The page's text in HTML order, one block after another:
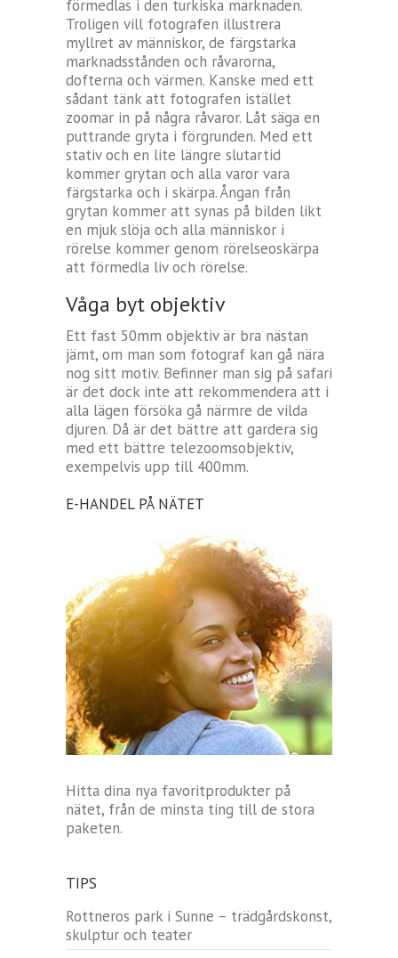
förmedlas i den turkiska marknaden.
Troligen vill fotografen illustrera
myllret av människor, de färgstarka
marknadsstånden och råvarorna,
dofterna och värmen. Kanske med ett
sådant tänk att fotografen istället
zoomar in på några råvaror. Låt säga en
puttrande gryta i förgrunden. Med ett
stativ och en lite längre slutartid
kommer grytan och alla varor vara
färgstarka och i skärpa. Ångan från
grytan kommer att synas på bilden likt
en mjuk slöja och alla människor i
rörelse kommer genom rörelseoskärpa
att förmedla liv och rörelse.
Våga byt objektiv
Ett fast 50mm objektiv är bra nästan
jämt, om man som fotograf kan gå nära
nog sitt motiv. Befinner man sig på safari
är det dock inte att rekommendera att i
alla lägen försöka gå närmre de vilda
djuren. Då är det bättre att gardera sig
med ett bättre telezoomsobjektiv,
exempelvis upp till 400mm.
E-HANDEL PÅ NÄTET
Hitta dina nya favoritprodukter på
nätet, från de minsta ting till de stora
paketen.
TIPS
Rottneros park i Sunne – trädgårdskonst,
skulptur och teater